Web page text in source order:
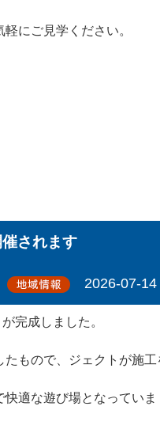
にご見学ください。
されます
2026-07-14
完成しました。
もので、ジェクトが施工
適な遊び場となっていま